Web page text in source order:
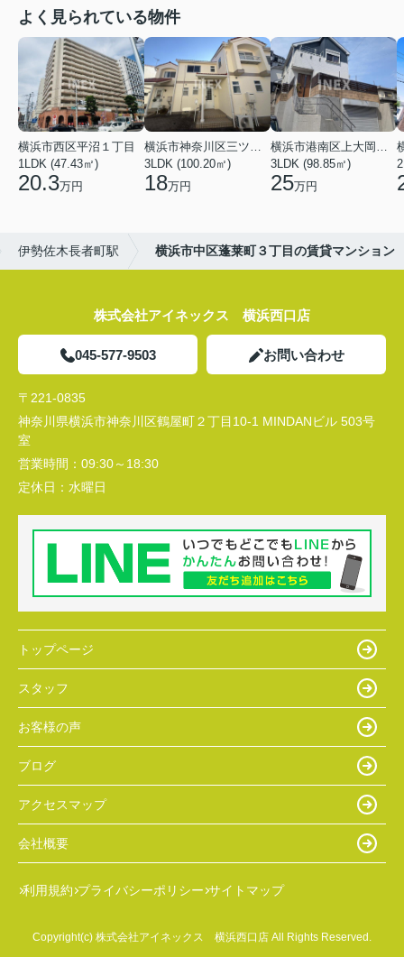
よく見られている物件
横浜市西区平沼１丁目
1LDK (47.43㎡)
20.3万円
横浜市神奈川区三ツ沢上町
3LDK (100.20㎡)
18万円
横浜市港南区上大岡東２丁目
3LDK (98.85㎡)
25万円
伊勢佐木長者町駅 横浜市中区蓬莱町３丁目の賃貸マンション
株式会社アイネックス 横浜西口店
045-577-9503 お問い合わせ
〒221-0835
神奈川県横浜市神奈川区鶴屋町２丁目10-1 MINDANビル 503号
室
営業時間： 09:30～18:30
定休日： 水曜日
トップページ
スタッフ
お客様の声
ブログ
アクセスマップ
会社概要
利用規約 プライバシーポリシー サイトマップ
Copyright(c) 株式会社アイネックス 横浜西口店 All Rights Reserved.